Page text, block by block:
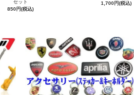
セット
850円(税込)
1,700円(税込)